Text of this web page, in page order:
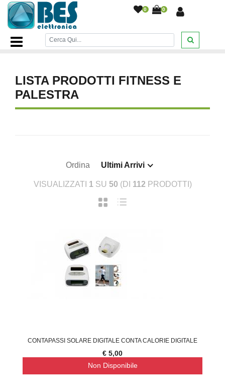
0 0
Home Page/SPORT E ARTICOLI DA VIAGGIO
Fitness e
palestra
LISTA PRODOTTI FITNESS E
PALESTRA
Ordina Ultimi Arrivi
VISUALIZZATI 1 SU 50 (DI 112 PRODOTTI)
CONTAPASSI SOLARE DIGITALE CONTA CALORIE DIGITALE
€ 5,00
Non Disponibile